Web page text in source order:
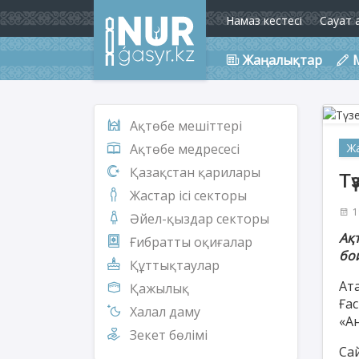
Намаз кестесі Сауат
Жаңалықтар
Ақтөбе мешіттері
Ақтөбе медресесі
Қазақстан қарилары
Жастар ісі секторы
Әйел-қыздар секторы
Ғибратты оқиғалар
Құттықтаулар
Қажылық
Халал даму
Зекет бөлімі